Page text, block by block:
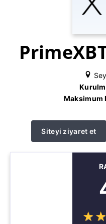
Maksimum
Siteyi ziyaret et
☆☆
★★